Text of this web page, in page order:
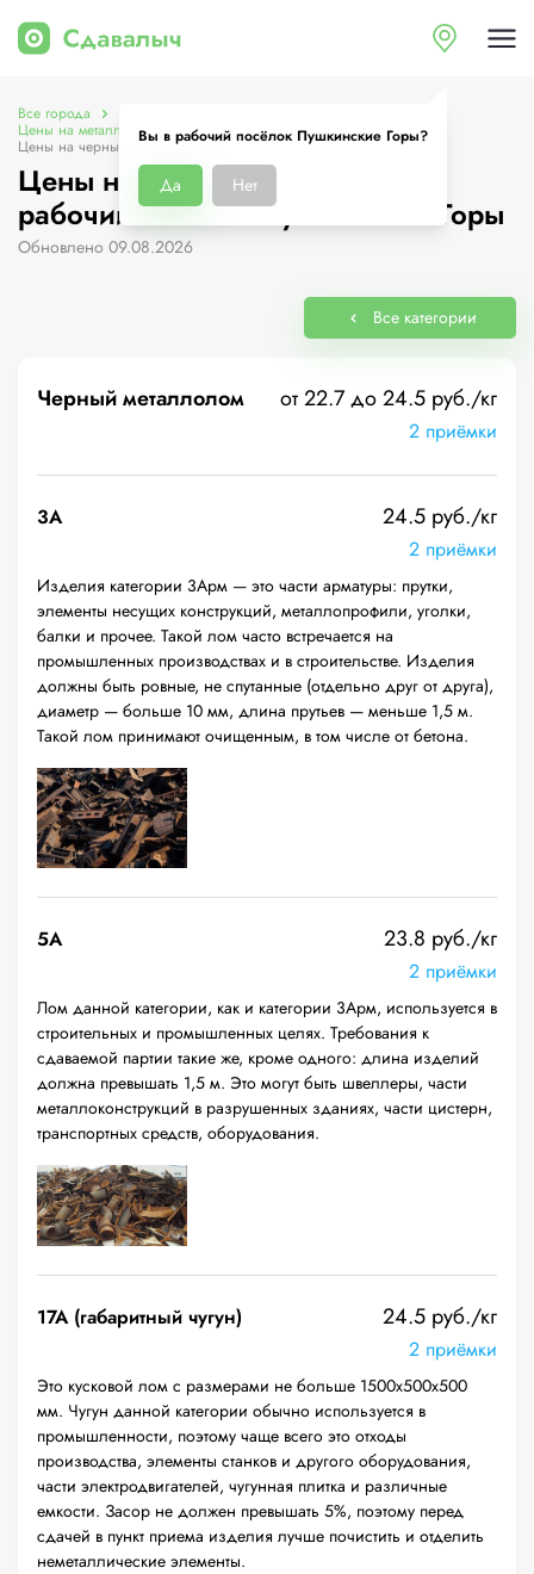
Вы в рабочий посёлок Пушкинские Горы?
Да Нет
Все города
Цены на металлолом в рабочий посёлок Пушкинские Горы
Цены на черный металлолом
Цены на черный металлолом в
рабочий посёлок Пушкинские Горы
Обновлено 09.08.2026
Все категории
Черный металлолом от 22.7 до 24.5 руб./кг
2 приёмки
3А 24.5 руб./кг
2 приёмки
Изделия категории 3Арм — это части арматуры: прутки,
элементы несущих конструкций, металлопрофили, уголки,
балки и прочее. Такой лом часто встречается на
промышленных производствах и в строительстве. Изделия
должны быть ровные, не спутанные (отдельно друг от друга),
диаметр — больше 10 мм, длина прутьев — меньше 1,5 м.
Такой лом принимают очищенным, в том числе от бетона.
5А 23.8 руб./кг
2 приёмки
Лом данной категории, как и категории 3Арм, используется в
строительных и промышленных целях. Требования к
сдаваемой партии такие же, кроме одного: длина изделий
должна превышать 1,5 м. Это могут быть швеллеры, части
металлоконструкций в разрушенных зданиях, части цистерн,
транспортных средств, оборудования.
17А (габаритный чугун) 24.5 руб./кг
2 приёмки
Это кусковой лом с размерами не больше 1500х500х500
мм. Чугун данной категории обычно используется в
промышленности, поэтому чаще всего это отходы
производства, элементы станков и другого оборудования,
части электродвигателей, чугунная плитка и различные
емкости. Засор не должен превышать 5%, поэтому перед
сдачей в пункт приема изделия лучше почистить и отделить
неметаллические элементы.